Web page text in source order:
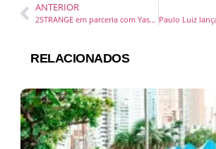
ANTERIOR
2STRANGE em parceria com Yas (Altamira) e Denov, lançam “Dinheiro” uma poesia acústica urbana.
RELACIONADOS